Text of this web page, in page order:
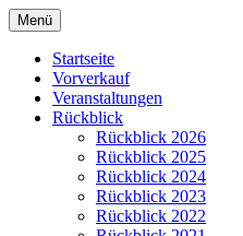
Zum
Inhalt
springen
Kulturverein
Menü
Startseite
Vorverkauf
Veranstaltungen
Rückblick
Rückblick 2026
Rückblick 2025
Rückblick 2024
Rückblick 2023
Rückblick 2022